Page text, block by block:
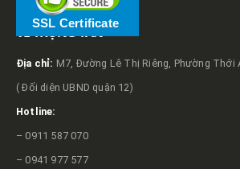
SSL Certificate
VỀ TRỌNG TẤN
Địa chỉ: M7, Đường Lê Thị Riêng, Phường Thới
( Đối diện UBND quận 12)
Hotline:
– 0911 587 070
– 0941 977 577